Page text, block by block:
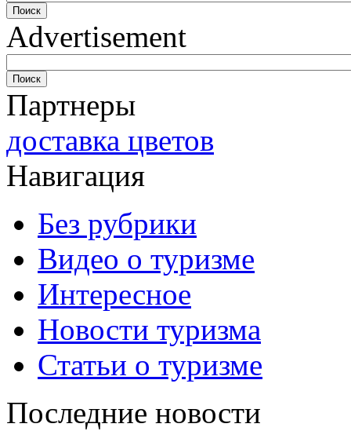
Advertisement
Партнеры
доставка цветов
Навигация
Без рубрики
Видео о туризме
Интересное
Новости туризма
Статьи о туризме
Последние новости